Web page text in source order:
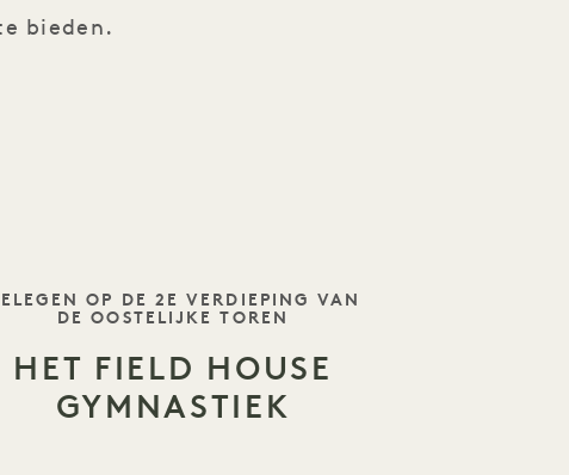
bieden.
OP DE 2E VERDIEPING VAN
DE OOSTELIJKE TOREN
HET FIELD HOUSE
GYMNASTIEK